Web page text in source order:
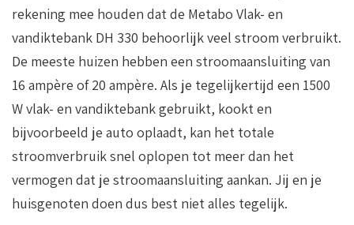
rekening mee houden dat de Metabo Vlak- en
vandiktebank DH 330 behoorlijk veel stroom verbruikt.
De meeste huizen hebben een stroomaansluiting van
16 ampère of 20 ampère. Als je tegelijkertijd een 1500
W vlak- en vandiktebank gebruikt, kookt en
bijvoorbeeld je auto oplaadt, kan het totale
stroomverbruik snel oplopen tot meer dan het
vermogen dat je stroomaansluiting aankan. Jij en je
huisgenoten doen dus best niet alles tegelijk.